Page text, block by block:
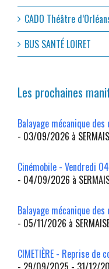
CADO Théâtre
BUS SANTÉ LOIRET
Les prochaines
Balayage mécanique des
- 03/09/2026 à
Cinémobile - Vendredi
- 04/09/2026 à
Balayage mécanique des
- 05/11/2026 à
CIMETIÈRE - Reprise de